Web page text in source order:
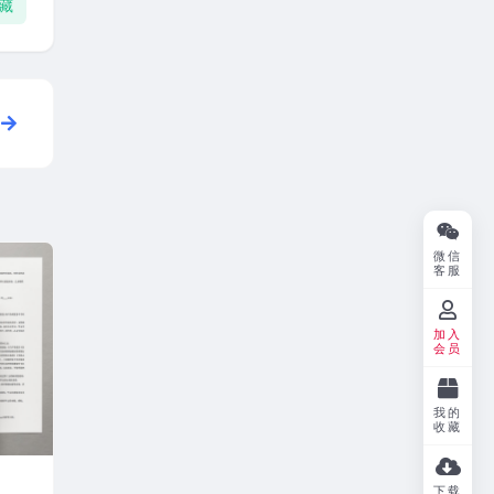
微信
客服
加入
会员
我的
收藏
下载